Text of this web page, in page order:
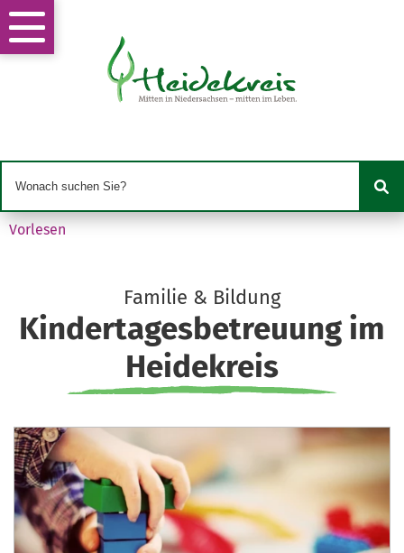
Vorlesen
Familie & Bildung
Kindertagesbetreuung im
Heidekreis